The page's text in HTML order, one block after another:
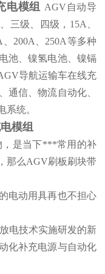
电模组 AGV自动导
三级、四级，15A、
200A、250A等多种
池、镍氢电池、镍镉
导航运输车在线充
通信、物流自动化、
系统。
模组
，是当下***常用的补
那么AGV刷板刷块带
电动用具再也不担心
电技术实施研发的新
化补充电源与自动化